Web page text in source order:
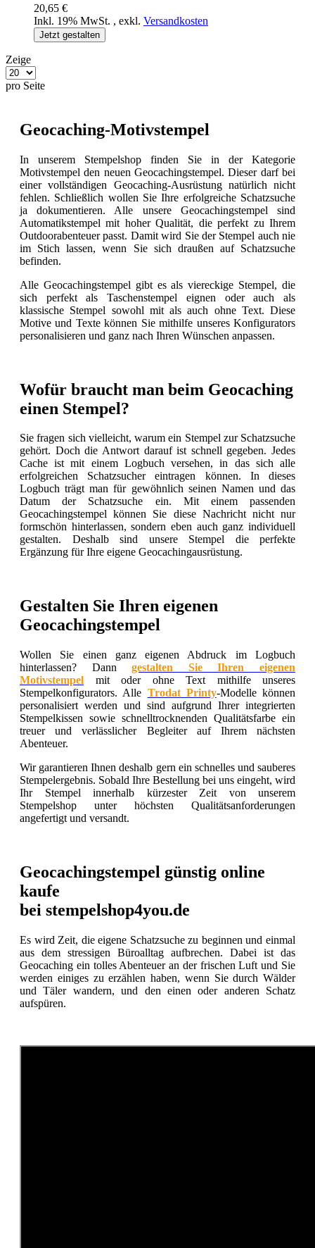
20,65 €
Inkl. 19% MwSt. , exkl. Versandkosten
Jetzt gestalten
Zeige
pro Seite
Geocaching-Motivstempel
In unserem Stempelshop finden Sie in der Kategorie
Motivstempel den neuen Geocachingstempel. Dieser darf bei
einer vollständigen Geocaching-Ausrüstung natürlich nicht
fehlen. Schließlich wollen Sie Ihre erfolgreiche Schatzsuche
ja dokumentieren. Alle unsere Geocachingstempel sind
Automatikstempel mit hoher Qualität, die perfekt zu Ihrem
Outdoorabenteuer passt. Damit wird Sie der Stempel auch nie
im Stich lassen, wenn Sie sich draußen auf Schatzsuche
befinden.
Alle Geocachingstempel gibt es als viereckige Stempel, die
sich perfekt als Taschenstempel eignen oder auch als
klassische Stempel sowohl mit als auch ohne Text. Diese
Motive und Texte können Sie mithilfe unseres Konfigurators
personalisieren und ganz nach Ihren Wünschen anpassen.
Wofür braucht man beim Geocaching
einen Stempel?
Sie fragen sich vielleicht, warum ein Stempel zur Schatzsuche
gehört. Doch die Antwort darauf ist schnell gegeben. Jedes
Cache ist mit einem Logbuch versehen, in das sich alle
erfolgreichen Schatzsucher eintragen können. In dieses
Logbuch trägt man für gewöhnlich seinen Namen und das
Datum der Schatzsuche ein. Mit einem passenden
Geocachingstempel können Sie diese Nachricht nicht nur
formschön hinterlassen, sondern eben auch ganz individuell
gestalten. Deshalb sind unsere Stempel die perfekte
Ergänzung für Ihre eigene Geocachingausrüstung.
Gestalten Sie Ihren eigenen
Geocachingstempel
Wollen Sie einen ganz eigenen Abdruck im Logbuch
hinterlassen? Danngestalten Sie Ihren eigenen
Motivstempel mit oder ohne Text mithilfe unseres
Stempelkonfigurators. Alle Trodat Printy-Modelle können
personalisiert werden und sind aufgrund Ihrer integrierten
Stempelkissen sowie schnelltrocknenden Qualitätsfarbe ein
treuer und verlässlicher Begleiter auf Ihrem nächsten
Abenteuer.
Wir garantieren Ihnen deshalb gern ein schnelles und sauberes
Stempelergebnis. Sobald Ihre Bestellung bei uns eingeht, wird
Ihr Stempel innerhalb kürzester Zeit von unserem
Stempelshop unter höchsten Qualitätsanforderungen
angefertigt und versandt.
Geocachingstempel günstig online
kaufe
bei stempelshop4you.de
Es wird Zeit, die eigene Schatzsuche zu beginnen und einmal
aus dem stressigen Büroalltag aufbrechen. Dabei ist das
Geocaching ein tolles Abenteuer an der frischen Luft und Sie
werden einiges zu erzählen haben, wenn Sie durch Wälder
und Täler wandern, und den einen oder anderen Schatz
aufspüren.